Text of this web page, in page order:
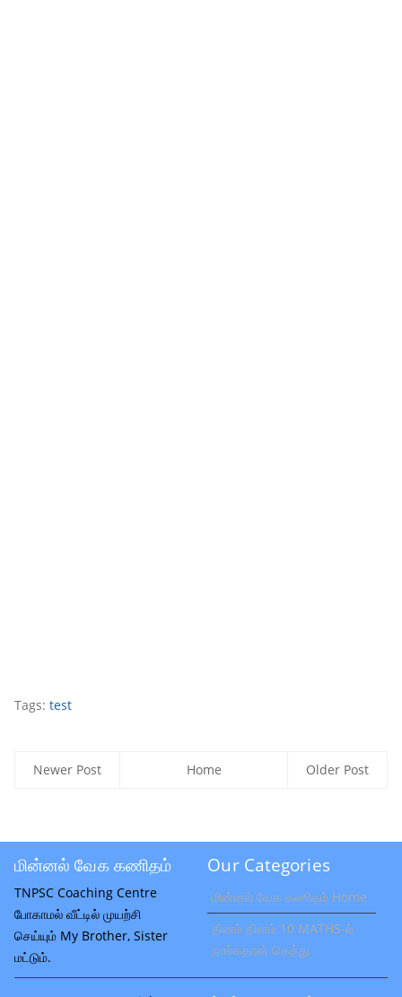
Tags: test
Newer Post Older Post
Home
மின்னல் வேக கணிதம்
TNPSC Coaching Centre
போகாமல் வீட்டில் முயற்சி
செய்யும் My Brother, Sister
மட்டும்.
Our Categories
மின்னல் வேக கணிதம் Home
தினம் தினம் 10 MATHS-ல்
நாங்கதான் கெத்து